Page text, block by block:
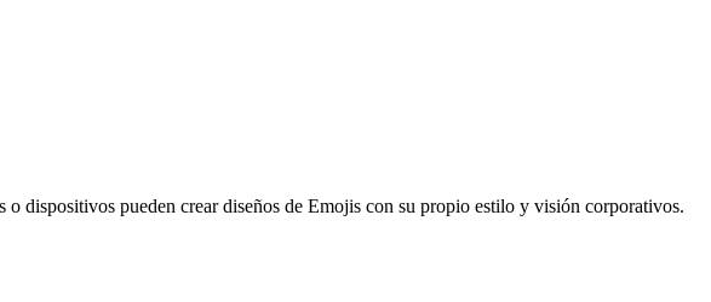
dispositivos pueden crear diseños de Emojis con su propio estilo y visión corporativos.